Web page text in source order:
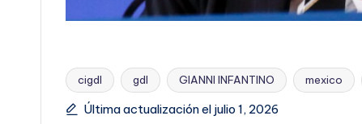
Etiquetas:
cigdl gdl GIANNI INFANTINO mexico
Última actualización el julio 1, 2026